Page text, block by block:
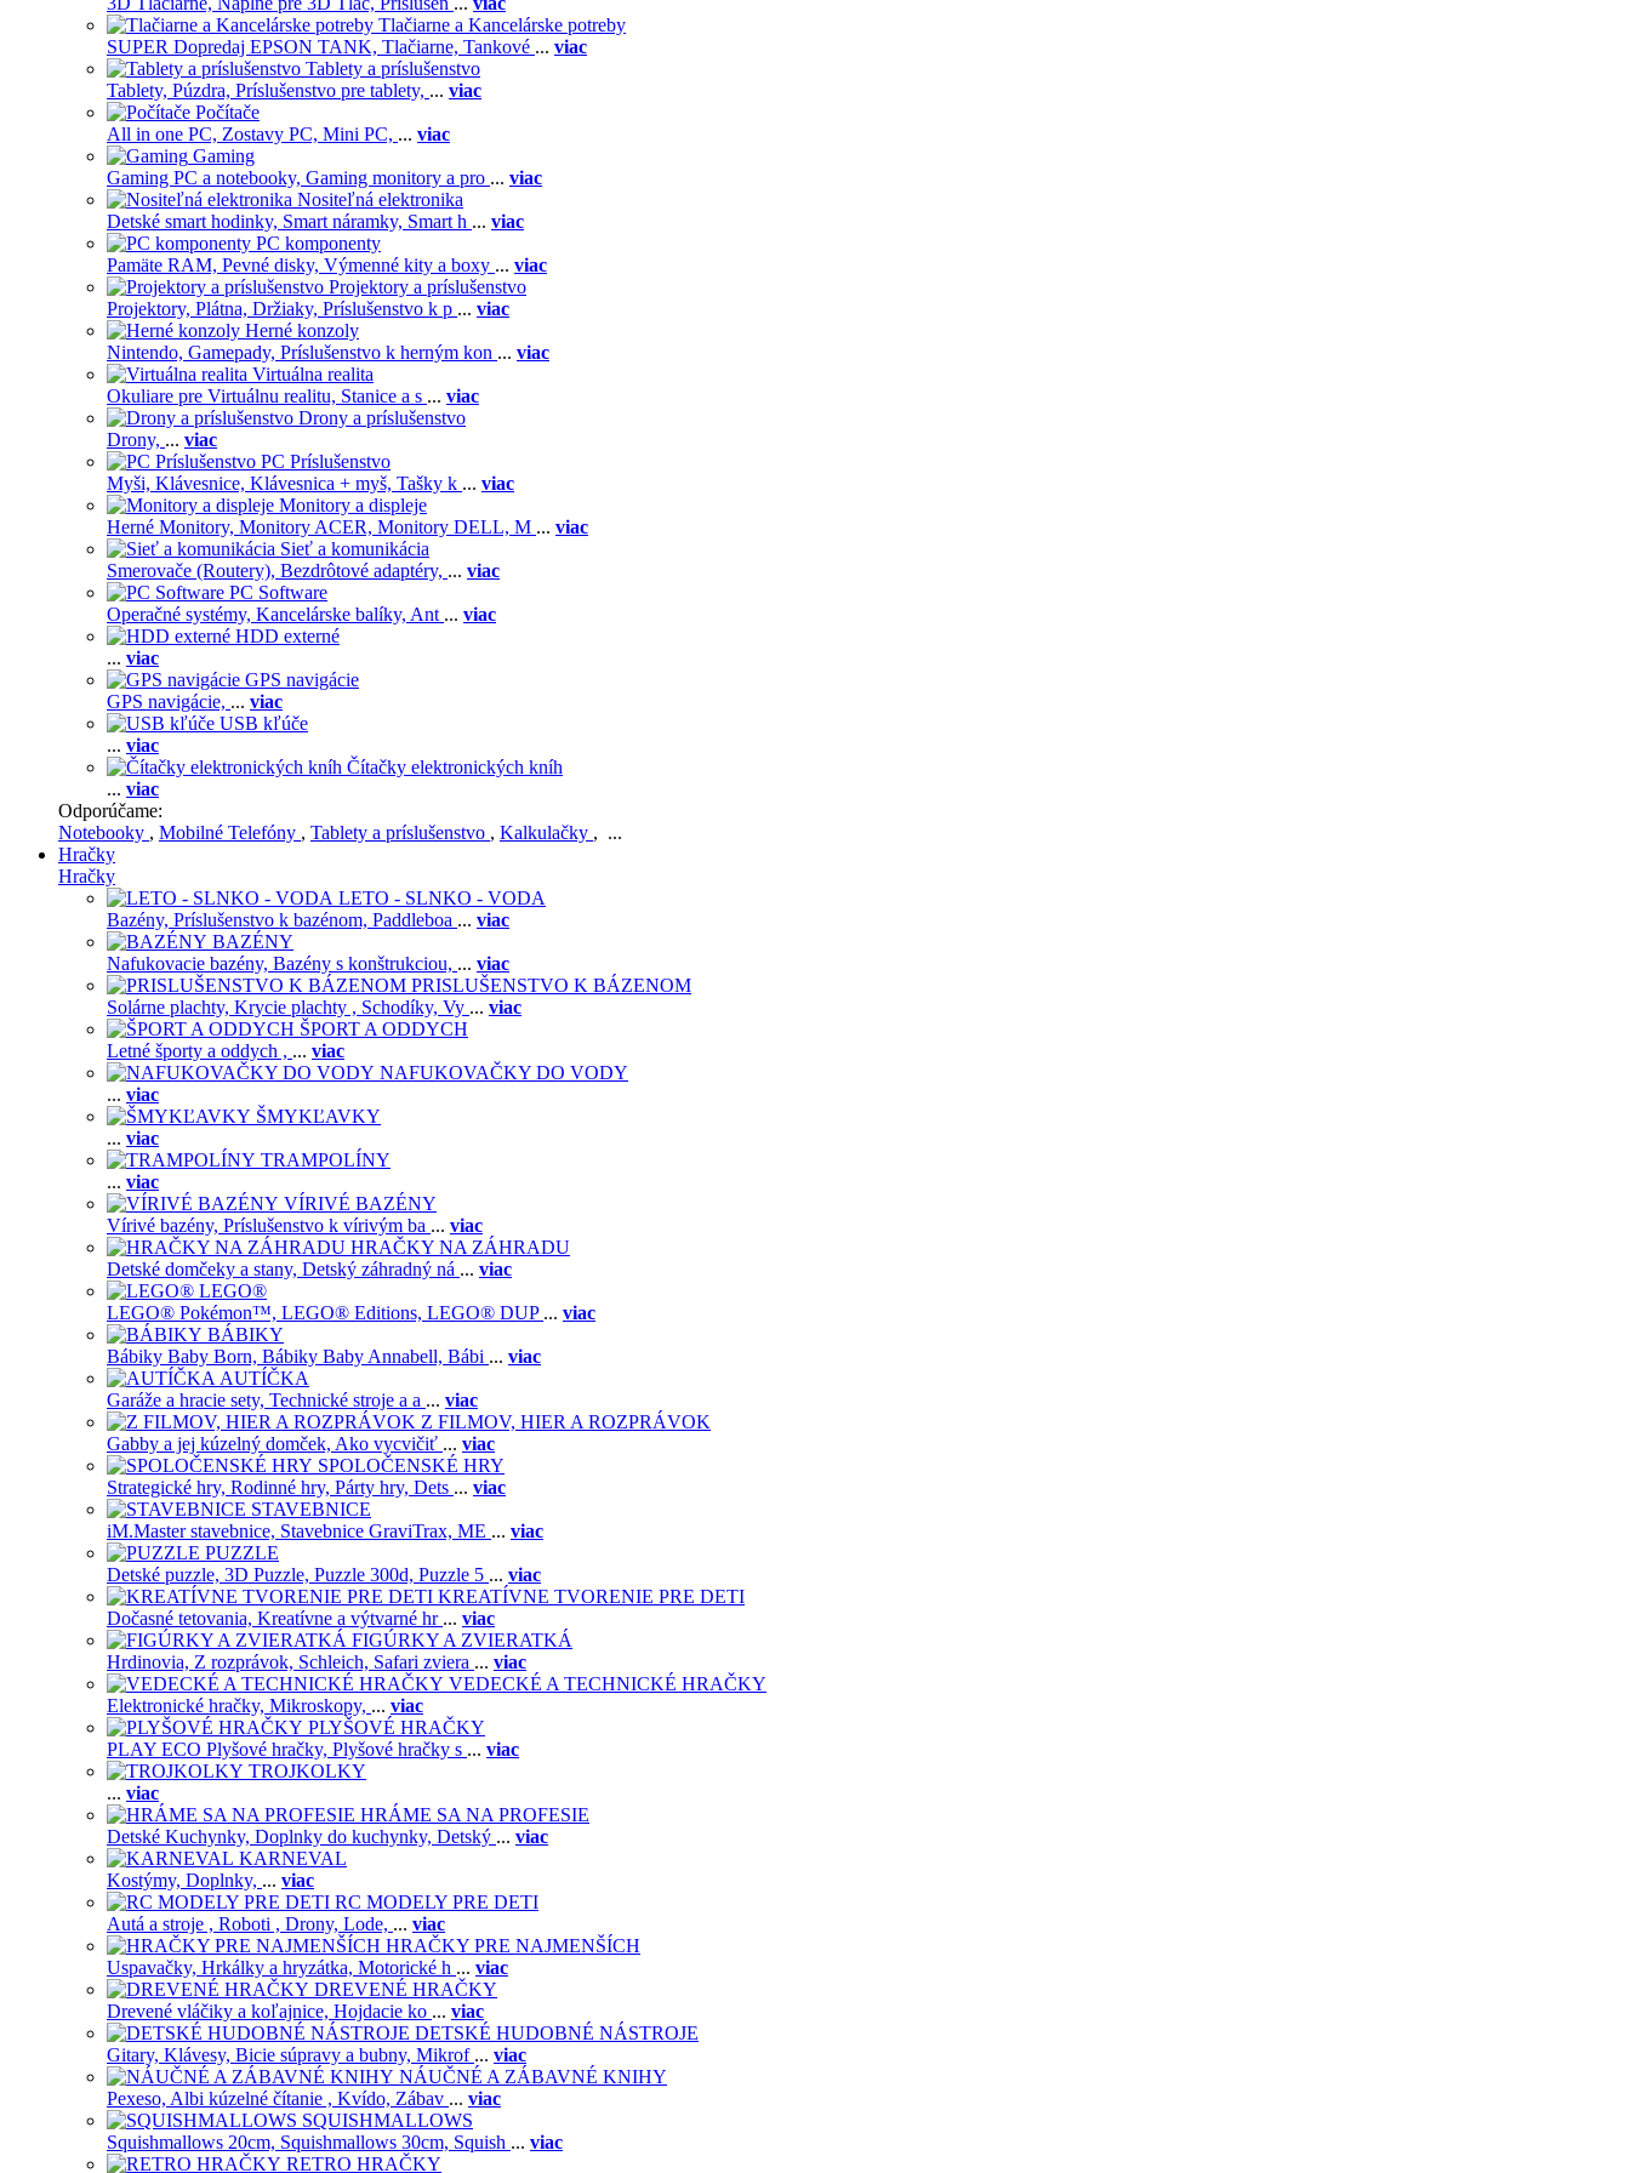
Tlačiarne a Kancelárske potreby
SUPER Dopredaj EPSON TANK, Tlačiarne, Tankové ... viac
Tablety a príslušenstvo
Tablety, Púzdra, Príslušenstvo pre tablety, ... viac
Počítače
All in one PC, Zostavy PC, Mini PC, ... viac
Gaming
Gaming PC a notebooky, Gaming monitory a pro ... viac
Nositeľná elektronika
Detské smart hodinky, Smart náramky, Smart h ... viac
PC komponenty
Pamäte RAM, Pevné disky, Výmenné kity a boxy ... viac
Projektory a príslušenstvo
Projektory, Plátna, Držiaky, Príslušenstvo k p ... viac
Herné konzoly
Nintendo, Gamepady, Príslušenstvo k herným kon ... viac
Virtuálna realita
Okuliare pre Virtuálnu realitu, Stanice a s ... viac
Drony a príslušenstvo
Drony, ... viac
PC Príslušenstvo
Myši, Klávesnice, Klávesnica + myš, Tašky k ... viac
Monitory a displeje
Herné Monitory, Monitory ACER, Monitory DELL, M ... viac
Sieť a komunikácia
Smerovače (Routery), Bezdrôtové adaptéry, ... viac
PC Software
Operačné systémy, Kancelárske balíky, Ant ... viac
HDD externé
... viac
GPS navigácie
GPS navigácie, ... viac
USB kľúče
... viac
Čítačky elektronických kníh
... viac
Odporúčame:
Notebooky , Mobilné Telefóny , Tablety a príslušenstvo , Kalkulačky , ...
Hračky
Hračky
LETO - SLNKO - VODA
Bazény, Príslušenstvo k bazénom, Paddleboa ... viac
BAZÉNY
Nafukovacie bazény, Bazény s konštrukciou, ... viac
PRISLUŠENSTVO K BÁZENOM
Solárne plachty, Krycie plachty , Schodíky, Vy ... viac
ŠPORT A ODDYCH
Letné športy a oddych , ... viac
NAFUKOVAČKY DO VODY
... viac
ŠMYKĽAVKY
... viac
TRAMPOLÍNY
... viac
VÍRIVÉ BAZÉNY
Vírivé bazény, Príslušenstvo k vírivým ba ... viac
HRAČKY NA ZÁHRADU
Detské domčeky a stany, Detský záhradný ná ... viac
LEGO®
LEGO® Pokémon™, LEGO® Editions, LEGO® DUP ... viac
BÁBIKY
Bábiky Baby Born, Bábiky Baby Annabell, Bábi ... viac
AUTÍČKA
Garáže a hracie sety, Technické stroje a a ... viac
Z FILMOV, HIER A ROZPRÁVOK
Gabby a jej kúzelný domček, Ako vycvičiť ... viac
SPOLOČENSKÉ HRY
Strategické hry, Rodinné hry, Párty hry, Dets ... viac
STAVEBNICE
iM.Master stavebnice, Stavebnice GraviTrax, ME ... viac
PUZZLE
Detské puzzle, 3D Puzzle, Puzzle 300d, Puzzle 5 ... viac
KREATÍVNE TVORENIE PRE DETI
Dočasné tetovania, Kreatívne a výtvarné hr ... viac
FIGÚRKY A ZVIERATKÁ
Hrdinovia, Z rozprávok, Schleich, Safari zviera ... viac
VEDECKÉ A TECHNICKÉ HRAČKY
Elektronické hračky, Mikroskopy, ... viac
PLYŠOVÉ HRAČKY
PLAY ECO Plyšové hračky, Plyšové hračky s ... viac
TROJKOLKY
... viac
HRÁME SA NA PROFESIE
Detské Kuchynky, Doplnky do kuchynky, Detský ... viac
KARNEVAL
Kostýmy, Doplnky, ... viac
RC MODELY PRE DETI
Autá a stroje , Roboti , Drony, Lode, ... viac
HRAČKY PRE NAJMENŠÍCH
Uspavačky, Hrkálky a hryzátka, Motorické h ... viac
DREVENÉ HRAČKY
Drevené vláčiky a koľajnice, Hojdacie ko ... viac
DETSKÉ HUDOBNÉ NÁSTROJE
Gitary, Klávesy, Bicie súpravy a bubny, Mikrof ... viac
NÁUČNÉ A ZÁBAVNÉ KNIHY
Pexeso, Albi kúzelné čítanie , Kvído, Zábav ... viac
SQUISHMALLOWS
Squishmallows 20cm, Squishmallows 30cm, Squish ... viac
RETRO HRAČKY